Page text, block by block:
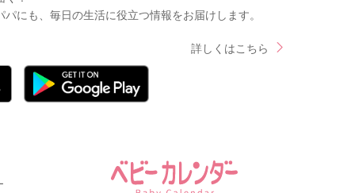
にも、毎日の生活に役立つ情報をお届けします。
詳しくはこちら